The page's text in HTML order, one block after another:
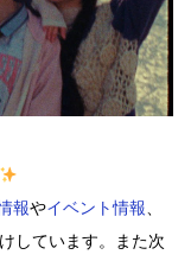
報やイベント情報、
しています。また次